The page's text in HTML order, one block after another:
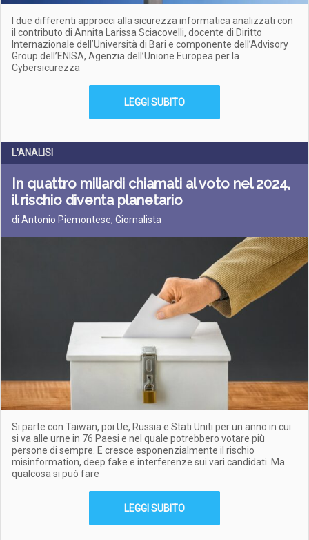
I due differenti approcci alla sicurezza informatica analizzati con
il contributo di Annita Larissa Sciacovelli, docente di Diritto
Internazionale dell’Università di Bari e componente dell’Advisory
Group dell’ENISA, Agenzia dell’Unione Europea per la
Cybersicurezza
LEGGI SUBITO
L'ANALISI
In quattro miliardi chiamati al voto nel 2024,
il rischio diventa planetario
di Antonio Piemontese, Giornalista
Si parte con Taiwan, poi Ue, Russia e Stati Uniti per un anno in cui
si va alle urne in 76 Paesi e nel quale potrebbero votare più
persone di sempre. E cresce esponenzialmente il rischio
misinformation, deep fake e interferenze sui vari candidati. Ma
qualcosa si può fare
LEGGI SUBITO